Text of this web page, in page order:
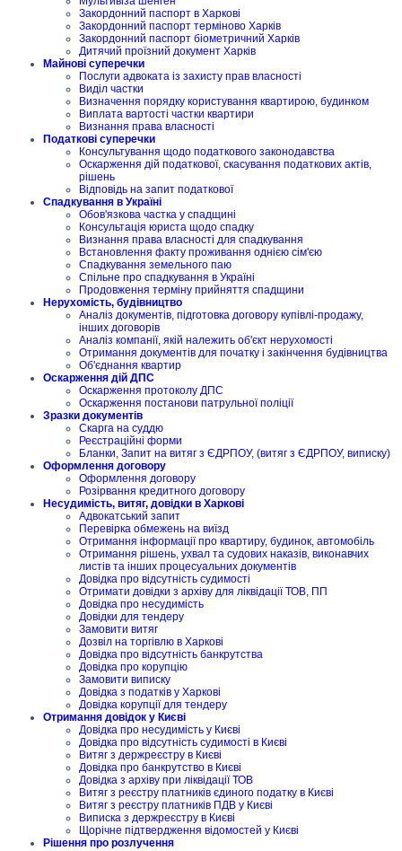
Закордонний паспорт в Харкові
Закордонний паспорт терміново Харків
Закордонний паспорт біометричний Харків
Дитячий проїзний документ Харків
Майнові суперечки
Послуги адвоката із захисту прав власності
Виділ частки
Визначення порядку користування квартирою, будинком
Виплата вартості частки квартири
Визнання права власності
Податкові суперечки
Консультування щодо податкового законодавства
Оскарження дій податкової, скасування податкових актів,
рішень
Відповідь на запит податкової
Спадкування в Україні
Обов'язкова частка у спадщині
Консультація юриста щодо спадку
Визнання права власності для спадкування
Встановлення факту проживання однією сім'єю
Спадкування земельного паю
Спільне про спадкування в Україні
Продовження терміну прийняття спадщини
Нерухомість, будівництво
Аналіз документів, підготовка договору купівлі-продажу,
інших договорів
Аналіз компанії, якій належить об'єкт нерухомості
Отримання документів для початку і закінчення будівництва
Об'єднання квартир
Оскарження дій ДПС
Оскарження протоколу ДПС
Оскарження постанови патрульної поліції
Зразки документів
Скарга на суддю
Реєстраційні форми
Бланки, Запит на витяг з ЄДРПОУ, (витяг з ЄДРПОУ, виписку)
Оформлення договору
Оформлення договору
Розірвання кредитного договору
Несудимість, витяг, довідки в Харкові
Адвокатський запит
Перевірка обмежень на виїзд
Отримання інформації про квартиру, будинок, автомобіль
Отримання рішень, ухвал та судових наказів, виконавчих
листів та інших процесуальних документів
Довідка про відсутність судимості
Отримати довідки з архіву для ліквідації ТОВ, ПП
Довідка про несудимість
Довідки для тендеру
Замовити витяг
Дозвіл на торгівлю в Харкові
Довідка про відсутність банкрутства
Довідка про корупцію
Замовити виписку
Довідка з податків у Харкові
Довідка корупції для тендеру
Отримання довідок у Києві
Довідка про несудимість у Києві
Довідка про відсутність судимості в Києві
Витяг з держреєстру в Києві
Довідка про банкрутство в Києві
Довідка з архіву при ліквідації ТОВ
Витяг з реєстру платників єдиного податку в Києві
Витяг з реєстру платників ПДВ у Києві
Виписка з держреєстру в Києві
Щорічне підтвердження відомостей у Києві
Рішення про розлучення